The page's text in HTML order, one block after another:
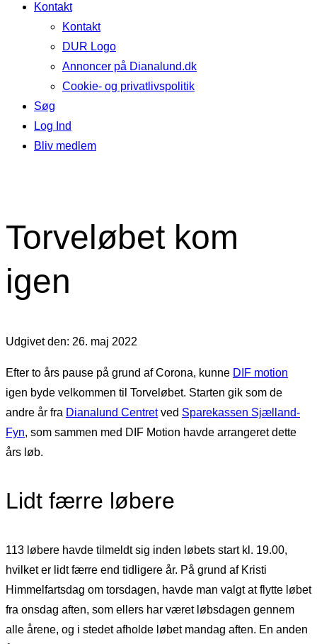
Kontakt
Kontakt
DUR Logo
Annoncer på Dianalund.dk
Cookie- og privatlivspolitik
Søg
Log Ind
Bliv medlem
Torveløbet kom
igen
Udgivet den: 26. maj 2022
Efter to års pause på grund af Corona, kunne DIF motion
igen byde velkommen til Torveløbet. Starten gik som de
andre år fra Dianalund Centretved Sparekassen Sjælland-
Fyn, som sammen med DIF Motion havde arrangeret dette
års løb.
Lidt færre løbere
113 løbere havde tilmeldt sig inden løbets start kl. 19.00,
hvilket er lidt færre end tidligere år. På grund af Kristi
Himmelfartsdag om torsdagen, havde man valgt at flytte løbet
fra onsdag aften, som ellers har været løbsdagen gennem
alle årene, og i stedet afholde løbet mandag aften. En anden